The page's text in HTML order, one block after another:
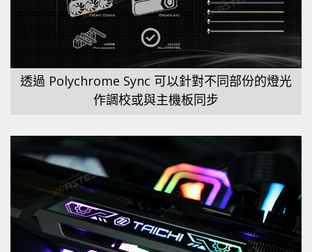
透過 Polychrome Sync 可以針對不同部份的燈光
作調校或與主機板同步